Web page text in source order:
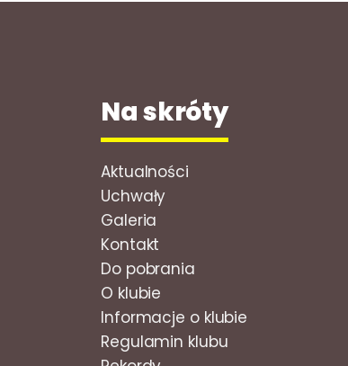
Na skróty
Aktualności
Uchwały
Galeria
Kontakt
Do pobrania
O klubie
Informacje o klubie
Regulamin klubu